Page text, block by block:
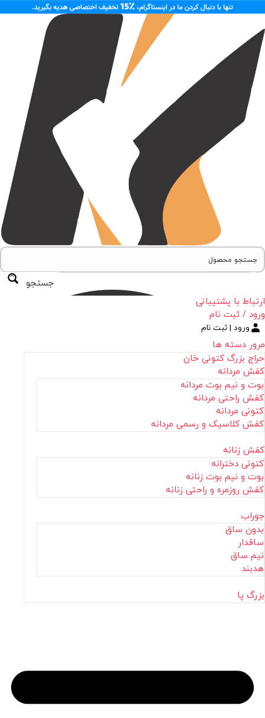
جستجو
ارتباط با پشتیبانی
ورود / ثبت نام
ورود | ثبت نام
مرور دسته ها
حراج بزرگ کتونی خان
کفش مردانه
بوت و نیم بوت مردانه
کفش راحتی مردانه
کتونی مردانه
کفش کلاسیک و رسمی مردانه
کفش زنانه
کتونی دخترانه
بوت و نیم بوت زنانه
کفش روزمره و راحتی زنانه
جوراب
بدون ساق
ساقدار
نیم ساق
هدبند
بزرگ پا